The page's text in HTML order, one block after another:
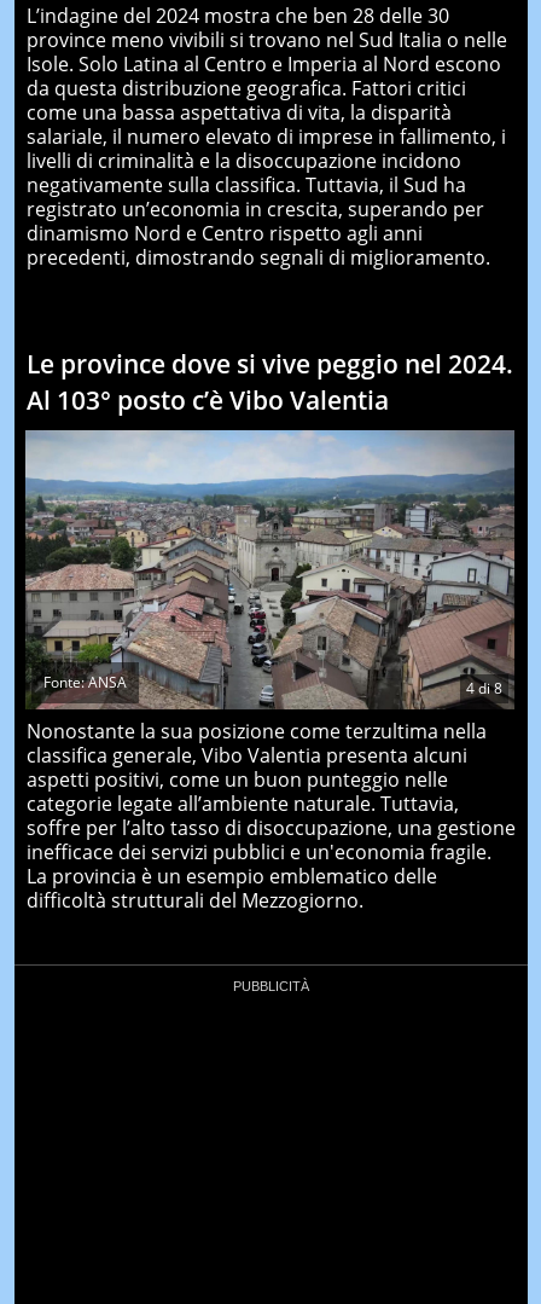
L’indagine del 2024 mostra che ben 28 delle 30
province meno vivibili si trovano nel Sud Italia o nelle
Isole. Solo Latina al Centro e Imperia al Nord escono
da questa distribuzione geografica. Fattori critici
come una bassa aspettativa di vita, la disparità
salariale, il numero elevato di imprese in fallimento, i
livelli di criminalità e la disoccupazione incidono
negativamente sulla classifica. Tuttavia, il Sud ha
registrato un’economia in crescita, superando per
dinamismo Nord e Centro rispetto agli anni
precedenti, dimostrando segnali di miglioramento.
Le province dove si vive peggio nel 2024.
Al 103° posto c’è Vibo Valentia
4di8
Fonte: ANSA
Nonostante la sua posizione come terzultima nella
classifica generale, Vibo Valentia presenta alcuni
aspetti positivi, come un buon punteggio nelle
categorie legate all’ambiente naturale. Tuttavia,
soffre per l’alto tasso di disoccupazione, una gestione
inefficace dei servizi pubblici e un'economia fragile.
La provincia è un esempio emblematico delle
difficoltà strutturali del Mezzogiorno.